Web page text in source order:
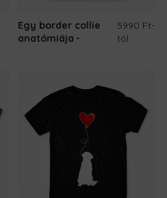
Egy border collie
anatómiája
5990 Ft-
tól